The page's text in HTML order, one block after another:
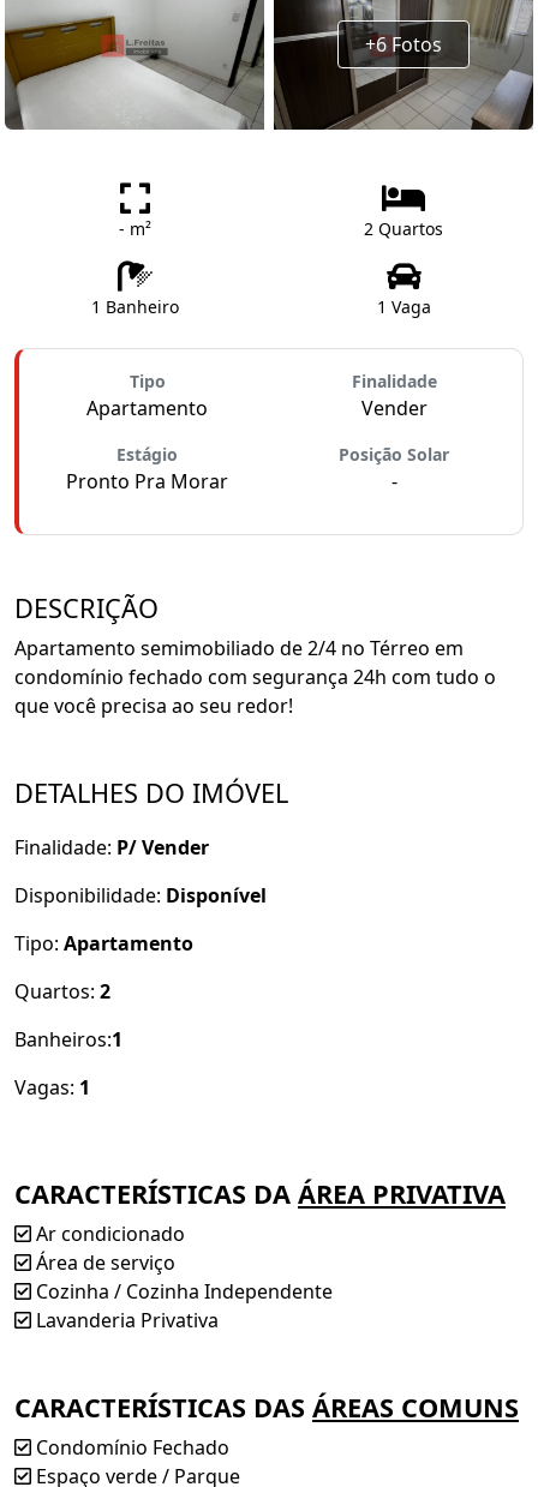
+6 Fotos
- m² 2 Quartos
1 Banheiro 1 Vaga
Tipo
Apartamento
Finalidade
Vender
Estágio
Pronto Pra Morar
Posição Solar
-
DESCRIÇÃO
Apartamento semimobiliado de 2/4 no Térreo em
condomínio fechado com segurança 24h com tudo o
que você precisa ao seu redor!
DETALHES DO IMÓVEL
Finalidade: P/ Vender
Disponibilidade: Disponível
Tipo: Apartamento
Quartos: 2
Banheiros:1
Vagas: 1
CARACTERÍSTICAS DA ÁREA PRIVATIVA
Ar condicionado
Área de serviço
Cozinha / Cozinha Independente
Lavanderia Privativa
CARACTERÍSTICAS DAS ÁREAS COMUNS
Condomínio Fechado
Espaço verde / Parque